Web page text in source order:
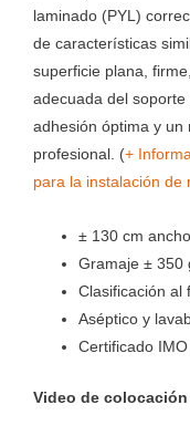
laminado (PYL)
de características
superficie plana,
adecuada del
adhesión óptima y un
profesional. (+
para la instalación de
± 130 cm
Gramaje ± 350
Clasificación al
Aséptico y
Certificado IMO
Video de